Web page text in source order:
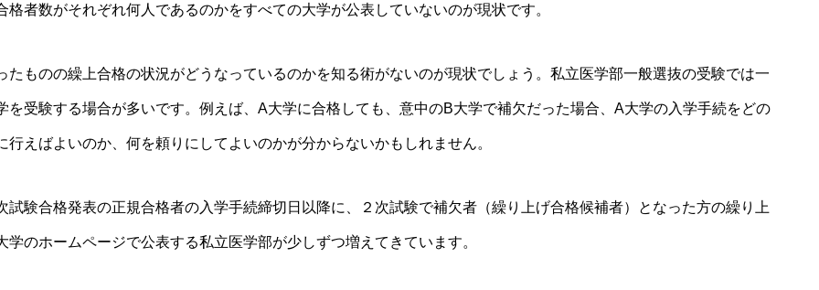
格者数がそれぞれ何人であるのかをすべての大学が公表していないのが現状です。
たものの繰上合格の状況がどうなっているのかを知る術がないのが現状でしょう。私立医学部一般選抜の受験では一
を受験する場合が多いです。例えば、A大学に合格しても、意中のB大学で補欠だった場合、A大学の入学手続をどの
行えばよいのか、何を頼りにしてよいのかが分からないかもしれません。
試験合格発表の正規合格者の入学手続締切日以降に、２次試験で補欠者（繰り上げ合格候補者）となった方の繰り上
学のホームページで公表する私立医学部が少しずつ増えてきています。